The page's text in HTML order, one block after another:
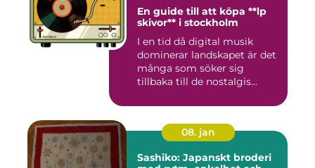
En guide till att köpa **lp
skivor** i stockholm
I en tid då digital musik
dominerar landskapet är det
många som söker sig
tillbaka till de nostalgis...
08. jan
Sashiko: Japanskt broderi